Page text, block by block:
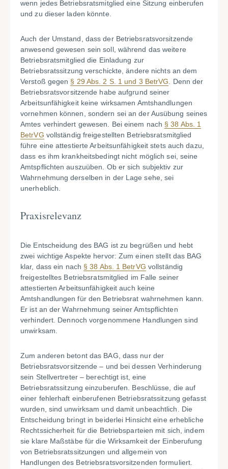
wenn jedes Betriebsratsmitglied eine Sitzung einberufen
und zu dieser laden könnte.
Auch der Umstand, dass der Betriebsratsvorsitzende
anwesend gewesen sein soll, während das weitere
Betriebsratsmitglied die Einladung zur
Betriebsratssitzung verschickte, ändere nichts an dem
Verstoß gegen § 29 Abs. 2 S. 1 und 3 BetrVG . Denn der
Betriebsratsvorsitzende habe aufgrund seiner
Arbeitsunfähigkeit keine wirksamen Amtshandlungen
vornehmen können, sondern sei an der Ausübung seines
Amtes verhindert gewesen. Bei einem nach § 38 Abs. 1
BetrVG vollständig freigestellten Betriebsratsmitglied
führe eine attestierte Arbeitsunfähigkeit stets auch dazu,
dass es ihm krankheitsbedingt nicht möglich sei, seine
Amtspflichten auszuüben. Ob er sich subjektiv zur
Wahrnehmung derselben in der Lage sehe, sei
unerheblich.
Praxisrelevanz
Die Entscheidung des BAG ist zu begrüßen und hebt
zwei wichtige Aspekte hervor: Zum einen stellt das BAG
klar, dass ein nach § 38 Abs. 1 BetrVG vollständig
freigestelltes Betriebsratsmitglied im Falle seiner
attestierten Arbeitsunfähigkeit auch keine
Amtshandlungen für den Betriebsrat wahrnehmen kann.
Er ist an der Wahrnehmung seiner Amtspflichten
verhindert. Dennoch vorgenommene Handlungen sind
unwirksam.
Zum anderen betont das BAG, dass nur der
Betriebsratsvorsitzende – und bei dessen Verhinderung
sein Stellvertreter – berechtigt ist, eine
Betriebsratssitzung einzuberufen. Beschlüsse, die auf
einer fehlerhaft einberufenen Betriebsratssitzung gefasst
wurden, sind unwirksam und damit unbeachtlich. Die
Entscheidung bringt in beiderlei Hinsicht eine erhebliche
Rechtssicherheit für die Betriebsparteien mit sich, indem
sie klare Maßstäbe für die Wirksamkeit der Einberufung
von Betriebsratssitzungen und allgemein von
Handlungen des Betriebsratsvorsitzenden formuliert.